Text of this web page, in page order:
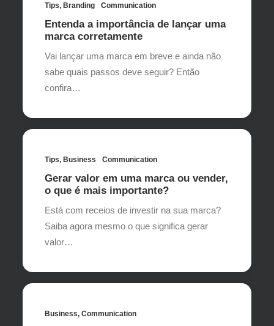
Tips, Branding Communication
Entenda a importância de lançar uma
marca corretamente
Vai lançar uma marca em breve e ainda não
sabe quais passos deve seguir? Então
confira…
Tips, Business Communication
Gerar valor em uma marca ou vender,
o que é mais importante?
Está com receios de investir na sua marca?
Saiba agora mesmo o que significa gerar
valor…
Business, Communication